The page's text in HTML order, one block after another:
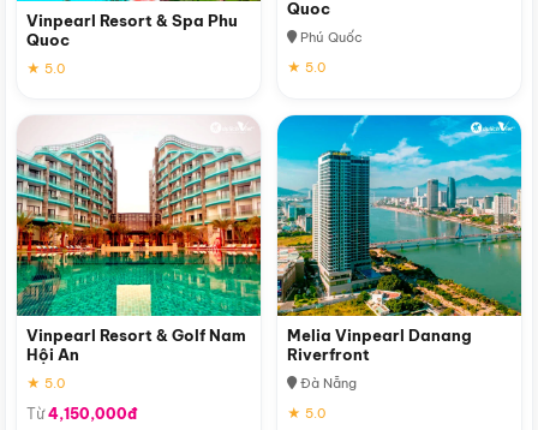
Vinpearl Resort & Spa Phu
Quoc
★ 5.0
Quoc
Phú Quốc
★ 5.0
Vinpearl Resort & Golf Nam
Hội An
★ 5.0
Từ4,150,000đ
Melia Vinpearl Danang
Riverfront
Đà Nẵng
★ 5.0